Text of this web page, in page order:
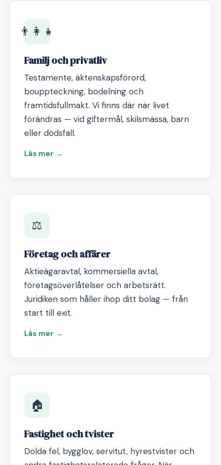
👨‍👩‍👧
Familj och privatliv
Testamente, äktenskapsförord,
bouppteckning, bodelning och
framtidsfullmakt. Vi finns där när livet
förändras — vid giftermål, skilsmässa, barn
eller dödsfall.
Läs mer →
⚖️
Företag och affärer
Aktieägaravtal, kommersiella avtal,
företagsöverlåtelser och arbetsrätt.
Juridiken som håller ihop ditt bolag — från
start till exit.
Läs mer →
🏠
Fastighet och tvister
Dolda fel, bygglov, servitut, hyrestvister och